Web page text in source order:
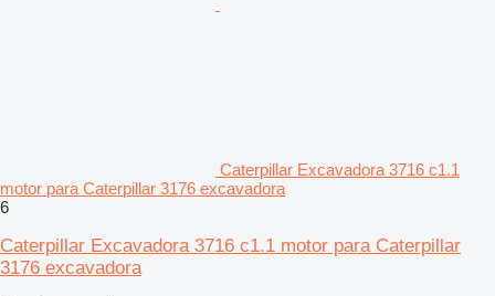
Caterpillar Excavadora 3716 c1.1
motor para Caterpillar 3176 excavadora
6
Caterpillar Excavadora 3716 c1.1 motor para Caterpillar
3176 excavadora